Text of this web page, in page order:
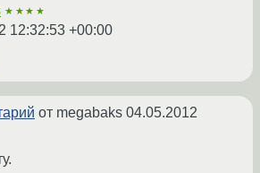
★★★★
12:32:53 +00:00
от megabaks 04.05.2012